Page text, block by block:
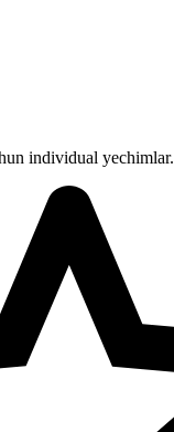
individual yechimlar.